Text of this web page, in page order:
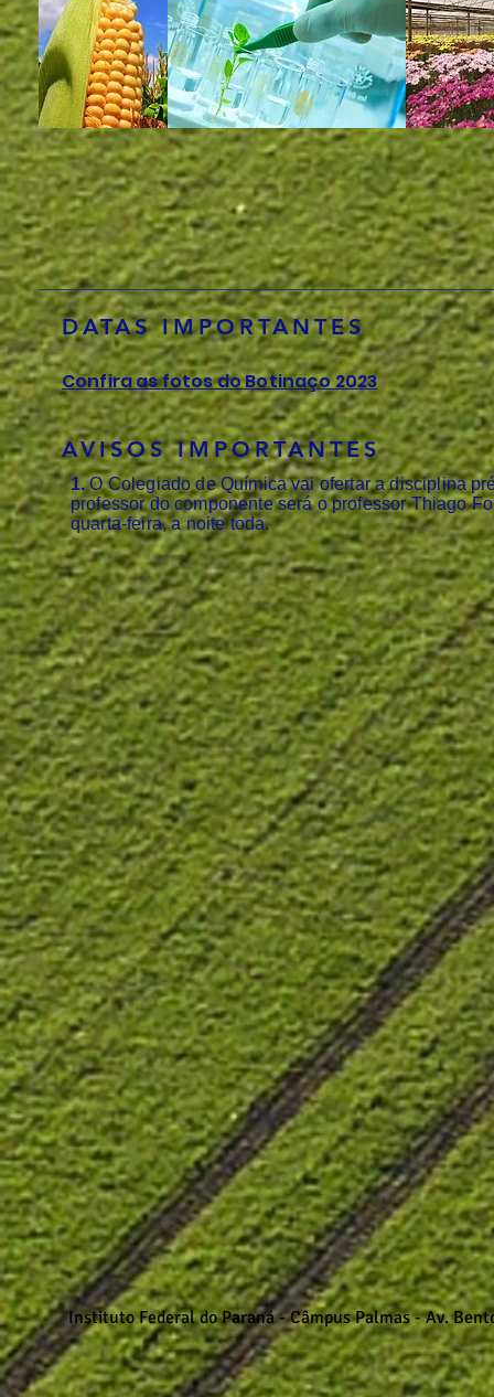
DATAS IMPORTANTES
Confira as fotos do Botinaço 2023
AVISOS IMPORTANTES
1.O Colegiado de Química vai ofertar a disciplina
professor do componente será o professor Thiago
quarta-feira, a noite toda.
Instituto Federal do Paraná - Câmpus Palmas - Av.